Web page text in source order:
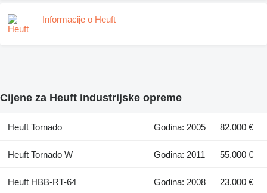
Informacije o Heuft
Cijene za Heuft industrijske opreme
Heuft Tornado Godina: 2005 82.000 €
Heuft Tornado W Godina: 2011 55.000 €
Heuft HBB-RT-64 Godina: 2008 23.000 €